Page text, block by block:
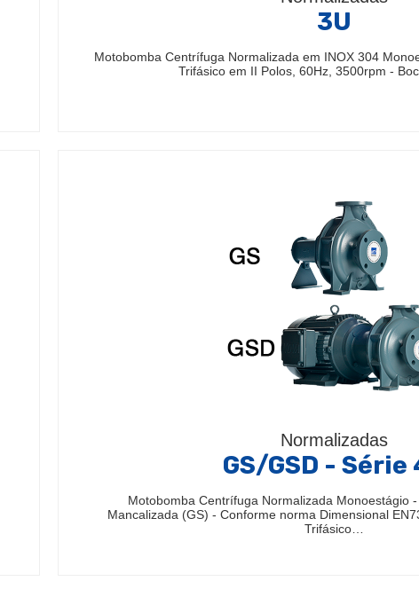
3U
Motobomba Centrífuga Normalizada em INOX 304
Trifásico em II Polos, 60Hz, 3500rpm -
Normalizadas
GS/GSD - Série
Motobomba Centrífuga Normalizada Monoestágio
Mancalizada (GS) - Conforme norma Dimensional
Trifásico…